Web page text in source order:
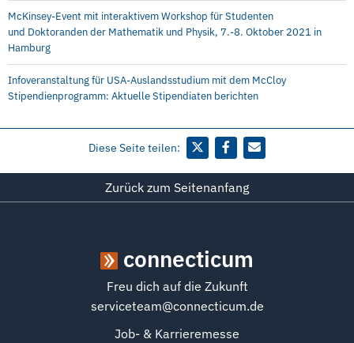
McKinsey-Event mit interaktivem Workshop für Studenten
und Doktoranden der Mathematik und Physik, 7.-8. Oktober 2021 in
Hamburg
Infoveranstaltung für USA-Auslandsstudium mit dem McCloy
Stipendienprogramm: Aktuelle Stipendiaten berichten
Diese Seite teilen:
Zurück zum Seitenanfang
connecticum
Freu dich auf die Zukunft
serviceteam@connecticum.de
Job- & Karrieremesse